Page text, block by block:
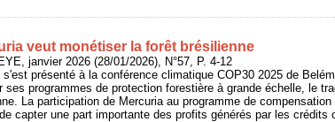
veut monétiser la forêt brésilienne
janvier 2026 (28/01/2026), N°57, P. 4-12
présenté à la conférence climatique COP30 2025 de
programmes de protection forestière à grande échelle, le
La participation de Mercuria au programme de compensation
capter une part importante des profits générés par les crédits